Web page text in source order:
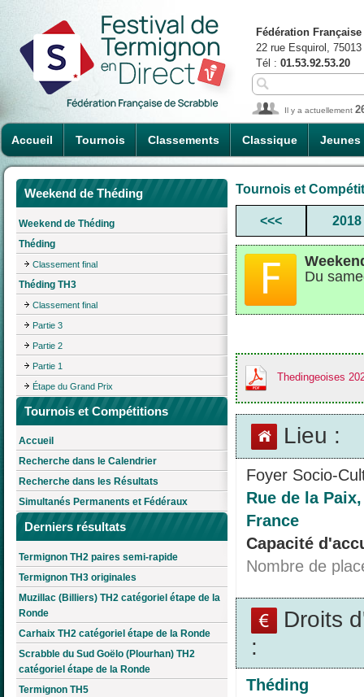
Accueil Tournois Classements Classique Jeunes
Fédération
22 rue Esquirol,
Tél : 01.53.92.53.20
Il y a actuellement
Weekend de Théding
Weekend de Théding
Théding
Classement final
Théding TH3
Classement final
Partie 3
Partie 2
Partie 1
Étape du Grand Prix
Tournois et Compétitions
Accueil
Recherche dans le Calendrier
Recherche dans les Résultats
Simultanés Permanents et Fédéraux
Derniers résultats
Termignon TH2 paires semi-rapide
Termignon TH3 originales
Muzillac (Billiers) TH2 catégoriel étape de la
Ronde
Carhaix TH2 catégoriel étape de la Ronde
Scrabble du Sud Goëlo (Plourhan) TH2
catégoriel étape de la Ronde
Termignon TH5
Tournois et
<<< 2018
Du
Thedingeoises
Lieu :
Foyer Socio-
Rue de la
France
Capacité
Nombre de
Droits
:
Théding